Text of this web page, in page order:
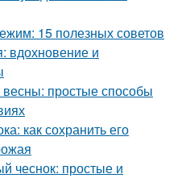
15 полезных советов
вдохновение и
весны: простые способы
как сохранить его
чеснок: простые и